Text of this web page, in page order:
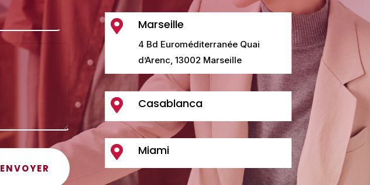
ENVOYER
 Marseille
4 Bd Euroméditerranée Quai
d’Arenc, 13002 Marseille
 Casablanca
 Miami